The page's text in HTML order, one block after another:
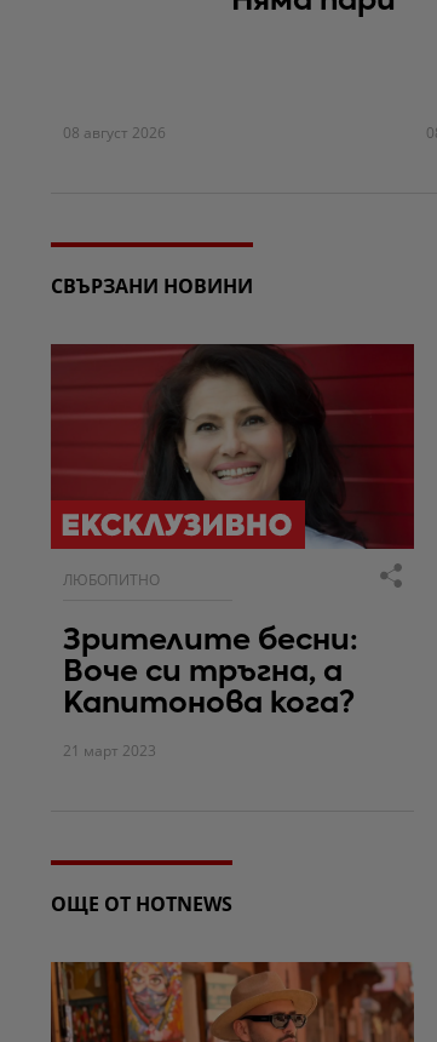
08 август 2026
СВЪРЗАНИ НОВИНИ
ЛЮБОПИТНО
Зрителите бесни:
Воче си тръгна, а
Капитонова кога?
21 март 2023
ОЩЕ ОТ HOTNEWS